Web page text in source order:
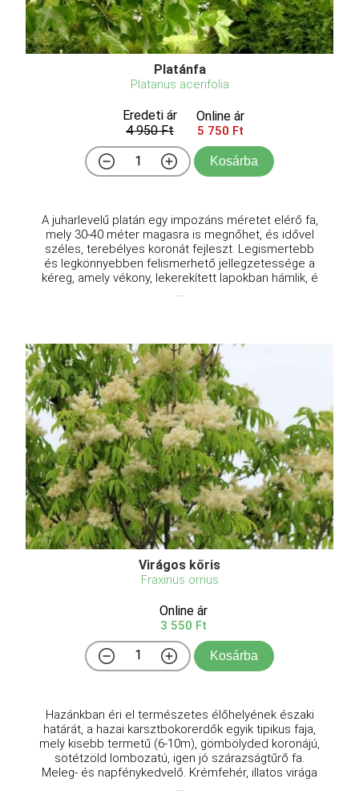
Platánfa
Platanus acerifolia
Eredeti ár
4 950 Ft
Online ár
5 750 Ft
Kosárba
A juharlevelű platán egy impozáns méretet elérő fa,
mely 30-40 méter magasra is megnőhet, és idővel
széles, terebélyes koronát fejleszt. Legismertebb
és legkönnyebben felismerhető jellegzetessége a
kéreg, amely vékony, lekerekített lapokban hámlik, é
...
Virágos kőris
Fraxinus ornus
Online ár
3 550 Ft
Kosárba
Hazánkban éri el természetes élőhelyének északi
határát, a hazai karsztbokorerdők egyik tipikus faja,
mely kisebb termetű (6-10m), gömbölyded koronájú,
sötétzöld lombozatú, igen jó szárazságtűrő fa.
Meleg- és napfénykedvelő. Krémfehér, illatos virága
...